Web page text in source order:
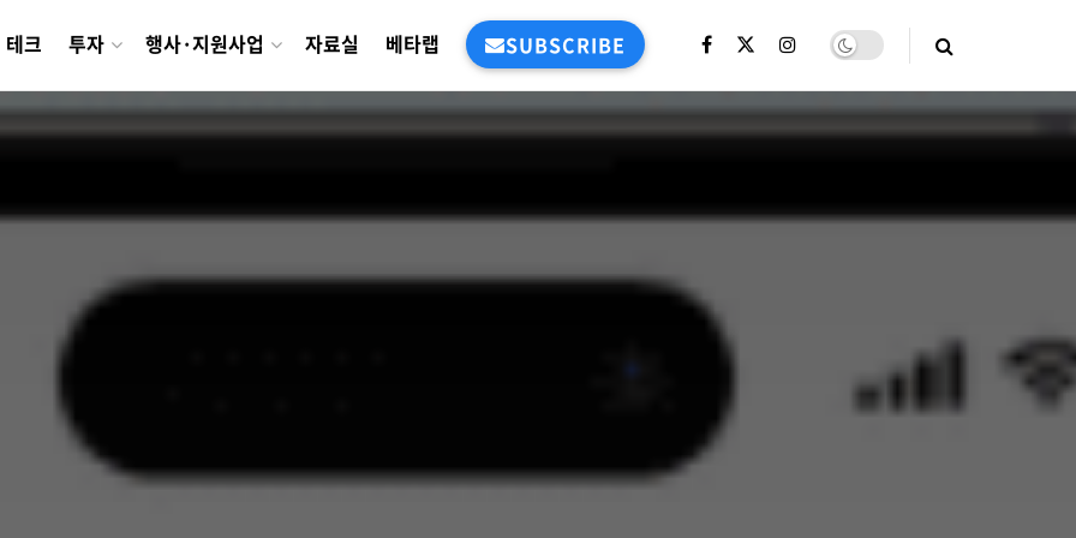
테크 투자 행사·지원사업 자료실 베타랩 SUBSCRIBE